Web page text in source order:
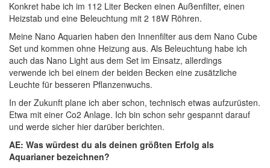
Konkret habe ich im 112 Liter Becken einen Außenfilter, einen
Heizstab und eine Beleuchtung mit 2 18W Röhren.
Meine Nano Aquarien haben den Innenfilter aus dem Nano Cube
Set und kommen ohne Heizung aus. Als Beleuchtung habe ich
auch das Nano Light aus dem Set im Einsatz, allerdings
verwende ich bei einem der beiden Becken eine zusätzliche
Leuchte für besseren Pflanzenwuchs.
In der Zukunft plane ich aber schon, technisch etwas aufzurüsten.
Etwa mit einer Co2 Anlage. Ich bin schon sehr gespannt darauf
und werde sicher hier darüber berichten.
AE: Was würdest du als deinen größten Erfolg als
Aquarianer bezeichnen?